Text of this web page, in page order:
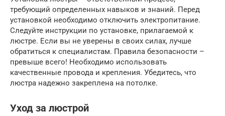
требующий определенных навыков и знаний. Перед
установкой необходимо отключить электропитание.
Следуйте инструкции по установке, прилагаемой к
люстре. Если вы не уверены в своих силах, лучше
обратиться к специалистам. Правила безопасности –
превыше всего! Необходимо использовать
качественные провода и крепления. Убедитесь, что
люстра надежно закреплена на потолке.
Уход за люстрой